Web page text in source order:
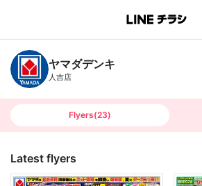
B
n
c
h
T
ヤマダデンキ
人吉店
Flyers(23)
Latest flyers